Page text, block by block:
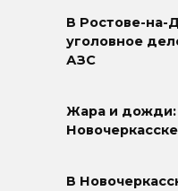
В Ростове-на-
уголовное
АЗС
Жара и дожди:
В